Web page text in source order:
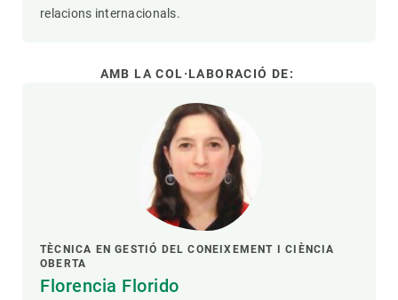
relacions internacionals.
AMB LA COL·LABORACIÓ DE:
TÈCNICA EN GESTIÓ DEL CONEIXEMENT I CIÈNCIA
OBERTA
Florencia Florido